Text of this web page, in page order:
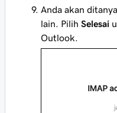
Anda akan
lain. Pilih Selesai
Outlook.